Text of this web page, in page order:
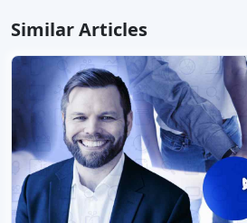
Similar Articles